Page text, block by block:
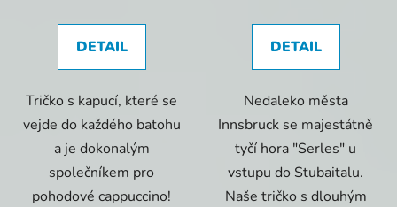
DETAIL
Tričko s kapucí, které se
vejde do každého batohu
a je dokonalým
společníkem pro
pohodové cappuccino!
DETAIL
Nedaleko města
Innsbruck se majestátně
tyčí hora "Serles" u
vstupu do Stubaitalu.
Naše tričko s dlouhým